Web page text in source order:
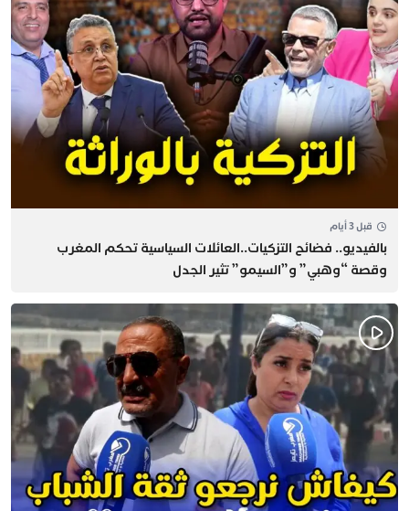
قبل 3 أيام
بالفيديو.. فضائح التزكيات..العائلات السياسية تحكم المغرب
وقصة “وهبي” و”السيمو” تثير الجدل